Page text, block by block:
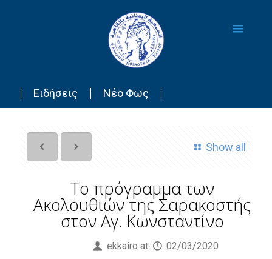
Ειδήσεις Νέο Φως
Show all
Το πρόγραμμα των
Ακολουθιών της Σαρακοστής
στον Αγ. Κωνσταντίνο
ekkairo at 02/03/2020